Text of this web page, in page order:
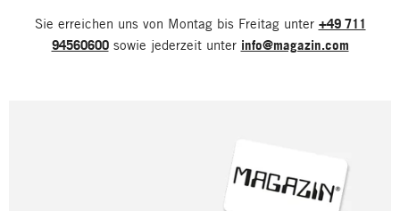
Sie erreichen uns von Montag bis Freitag unter +49 711
94560600sowie jederzeit unter info@magazin.com